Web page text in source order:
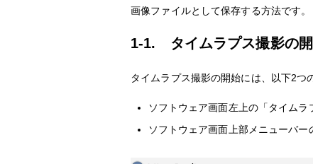
画像ファイルとして保存する方法です。
1-1. タイムラプス撮影の
タイムラプス撮影の開始には、以下2つ
ソフトウェア画面左上の「タイム
ソフトウェア画面上部メニューバ